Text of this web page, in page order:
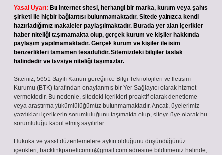
Yasal Uyarı: Bu internet sitesi, herhangi bir marka, kurum veya şahıs
şirketi ile hiçbir bağlantısı bulunmamaktadır. Sitede yalnızca kendi
hazırladığımız makaleler paylaşılmaktadır. Burada yer alan içerikler
haber niteliği taşımamakta olup, gerçek kurum ve kişiler hakkında
paylaşım yapılmamaktadır. Gerçek kurum ve kişiler ile isim
benzerlikleri tamamen tesadüfidir. Sitemizdeki bilgiler taslak
halindedir ve tavsiye niteliği taşımazlar.
Sitemiz, 5651 Sayılı Kanun gereğince Bilgi Teknolojileri ve İletişim
Kurumu (BTK) tarafından onaylanmış bir Yer Sağlayıcı olarak hizmet
vermektedir. Bu nedenle, sitedeki içerikleri proaktif olarak denetleme
veya araştırma yükümlülüğümüz bulunmamaktadır. Ancak, üyelerimiz
yazdıkları içeriklerin sorumluluğunu taşımakta olup, siteye üye olarak bu
sorumluluğu kabul etmiş sayılırlar.
Hukuka ve yasal düzenlemelere aykırı olduğunu düşündüğünüz
içerikleri, backlinkpanelicomtr@gmail.com adresine bildirmeniz halinde,